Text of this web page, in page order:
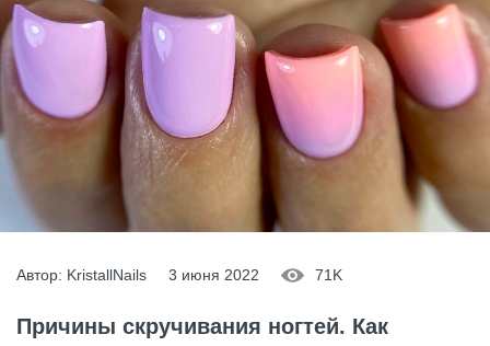
Автор: KristallNails 3 июня 2022 71K
Причины скручивания ногтей. Как